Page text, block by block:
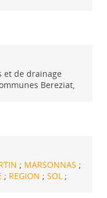
et de drainage
Bereziat,
; MARSONNAS ;
; REGION ;SOL ;